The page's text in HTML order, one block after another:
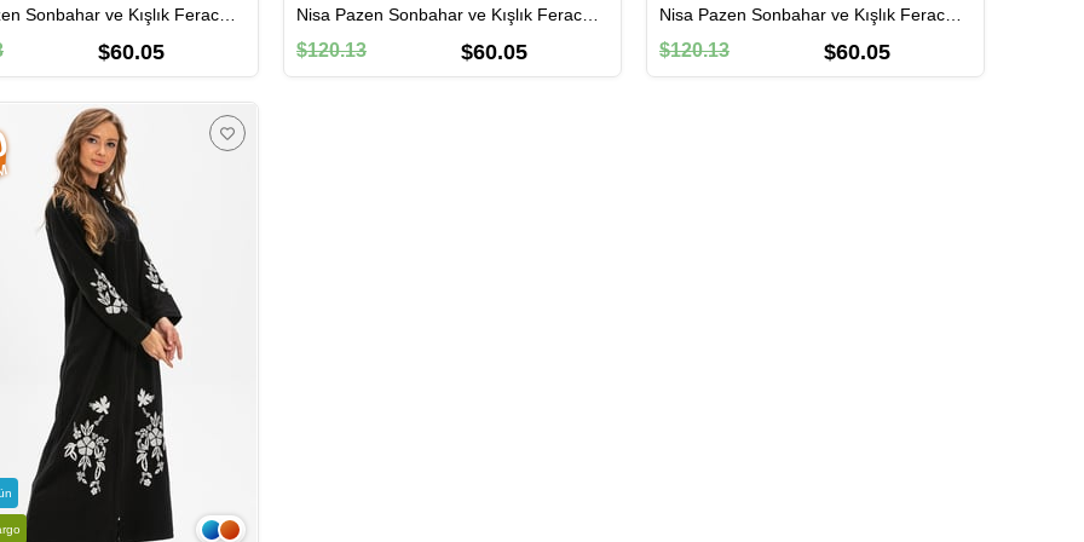
$60.05
Nisa Pazen Sonbahar ve Kışlık Ferace Lacivert Lcvt
$60.05
$120.13
Nisa Pazen Sonbahar ve Kışlık Ferace Saks Sks
$60.05
$120.13